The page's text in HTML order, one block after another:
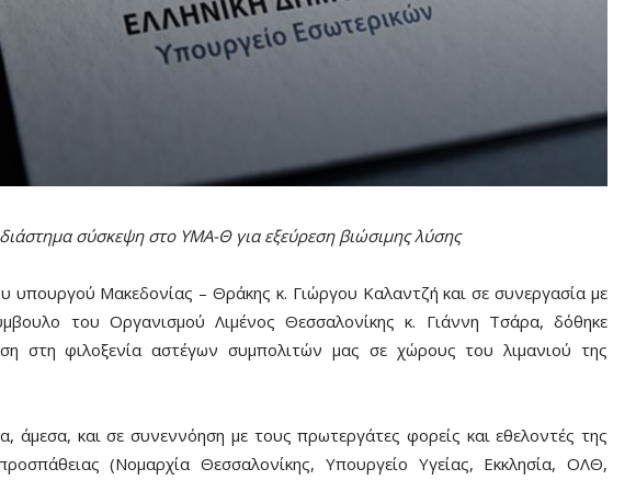
σύσκεψη στο ΥΜΑ-Θ για εξεύρεση βιώσιμης λύσης
υπουργού Μακεδονίας – Θράκης κ. Γιώργου Καλαντζή και σε συνεργασία με
του Οργανισμού Λιμένος Θεσσαλονίκης κ. Γιάννη Τσάρα, δόθηκε
στη φιλοξενία αστέγων συμπολιτών μας σε χώρους του λιμανιού της
άμεσα, και σε συνεννόηση με τους πρωτεργάτες φορείς και εθελοντές της
(Νομαρχία Θεσσαλονίκης, Υπουργείο Υγείας, Εκκλησία, ΟΛΘ,